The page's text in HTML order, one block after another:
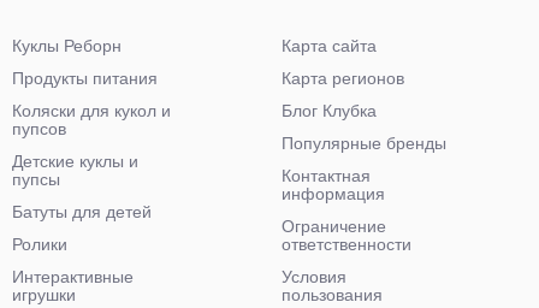
Куклы Реборн
Продукты питания
Коляски для кукол и
пупсов
Детские куклы и
пупсы
Батуты для детей
Ролики
Интерактивные
игрушки
Карта сайта
Карта регионов
Блог Клубка
Популярные бренды
Контактная
информация
Ограничение
ответственности
Условия
пользования